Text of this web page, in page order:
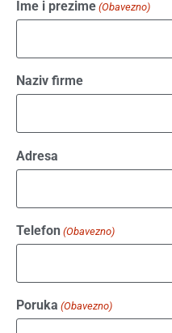
Ime i prezime (Obavezno)
Naziv firme
Adresa
Telefon (Obavezno)
Poruka (Obavezno)